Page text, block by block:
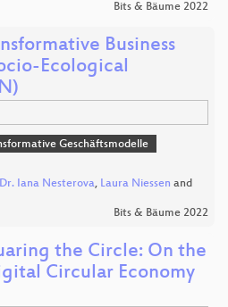
Bits & Bäume 2022
Business
Ecological
Geschäftsmodelle
Dr. Iana Nesterova, Laura Niessen and
Bits & Bäume 2022
the Circle: On the
Circular Economy